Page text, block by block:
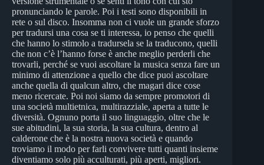
pronunciando le parole. Poi i testi sono disponibili in
rete o sul disco. Insomma non ci vuole un grande sforzo
per tradursi una cosa se ti interessa, io penso che quelli
che hanno lo stimolo a tradursela se la traducono, quelli
che non c’è l’hanno forse è anche meglio perderli che
trovarli, perché se vuoi ascoltare la musica senza fare un
minimo di attenzione a quello che dice puoi ascoltare
anche quella di qualcun altro, che magari dice cose
meno ricercate. Poi noi siamo da sempre promotori di
una società multietnica, multirazziale, aperta a tutte le
diversità. Ognuno porta il suo linguaggio, oltre che le
sue abitudini, la sua storia, la sua cultura, dentro al
calderone che è la nostra nuova società e quando
troviamo il modo per farli convivere tutti quanti insieme
diventiamo solo più acculturati, più aperti, migliori.